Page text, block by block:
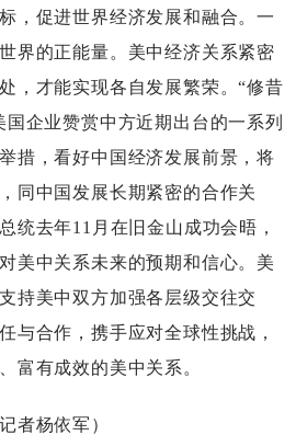
，促进世界经济发展和融合。一
界的正能量。美中经济关系紧密
，才能实现各自发展繁荣。“修昔
国企业赞赏中方近期出台的一系列
措，看好中国经济发展前景，将
同中国发展长期紧密的合作关
统去年11月在旧金山成功会晤，
美中关系未来的预期和信心。美
持美中双方加强各层级交往交
与合作，携手应对全球性挑战，
富有成效的美中关系。
记者杨依军）